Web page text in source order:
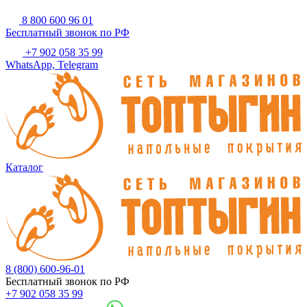
8 800 600 96 01
Бесплатный звонок по РФ
+7 902 058 35 99
WhatsApp, Telegram
Каталог
8 (800) 600-96-01
Бесплатный звонок по РФ
+7 902 058 35 99